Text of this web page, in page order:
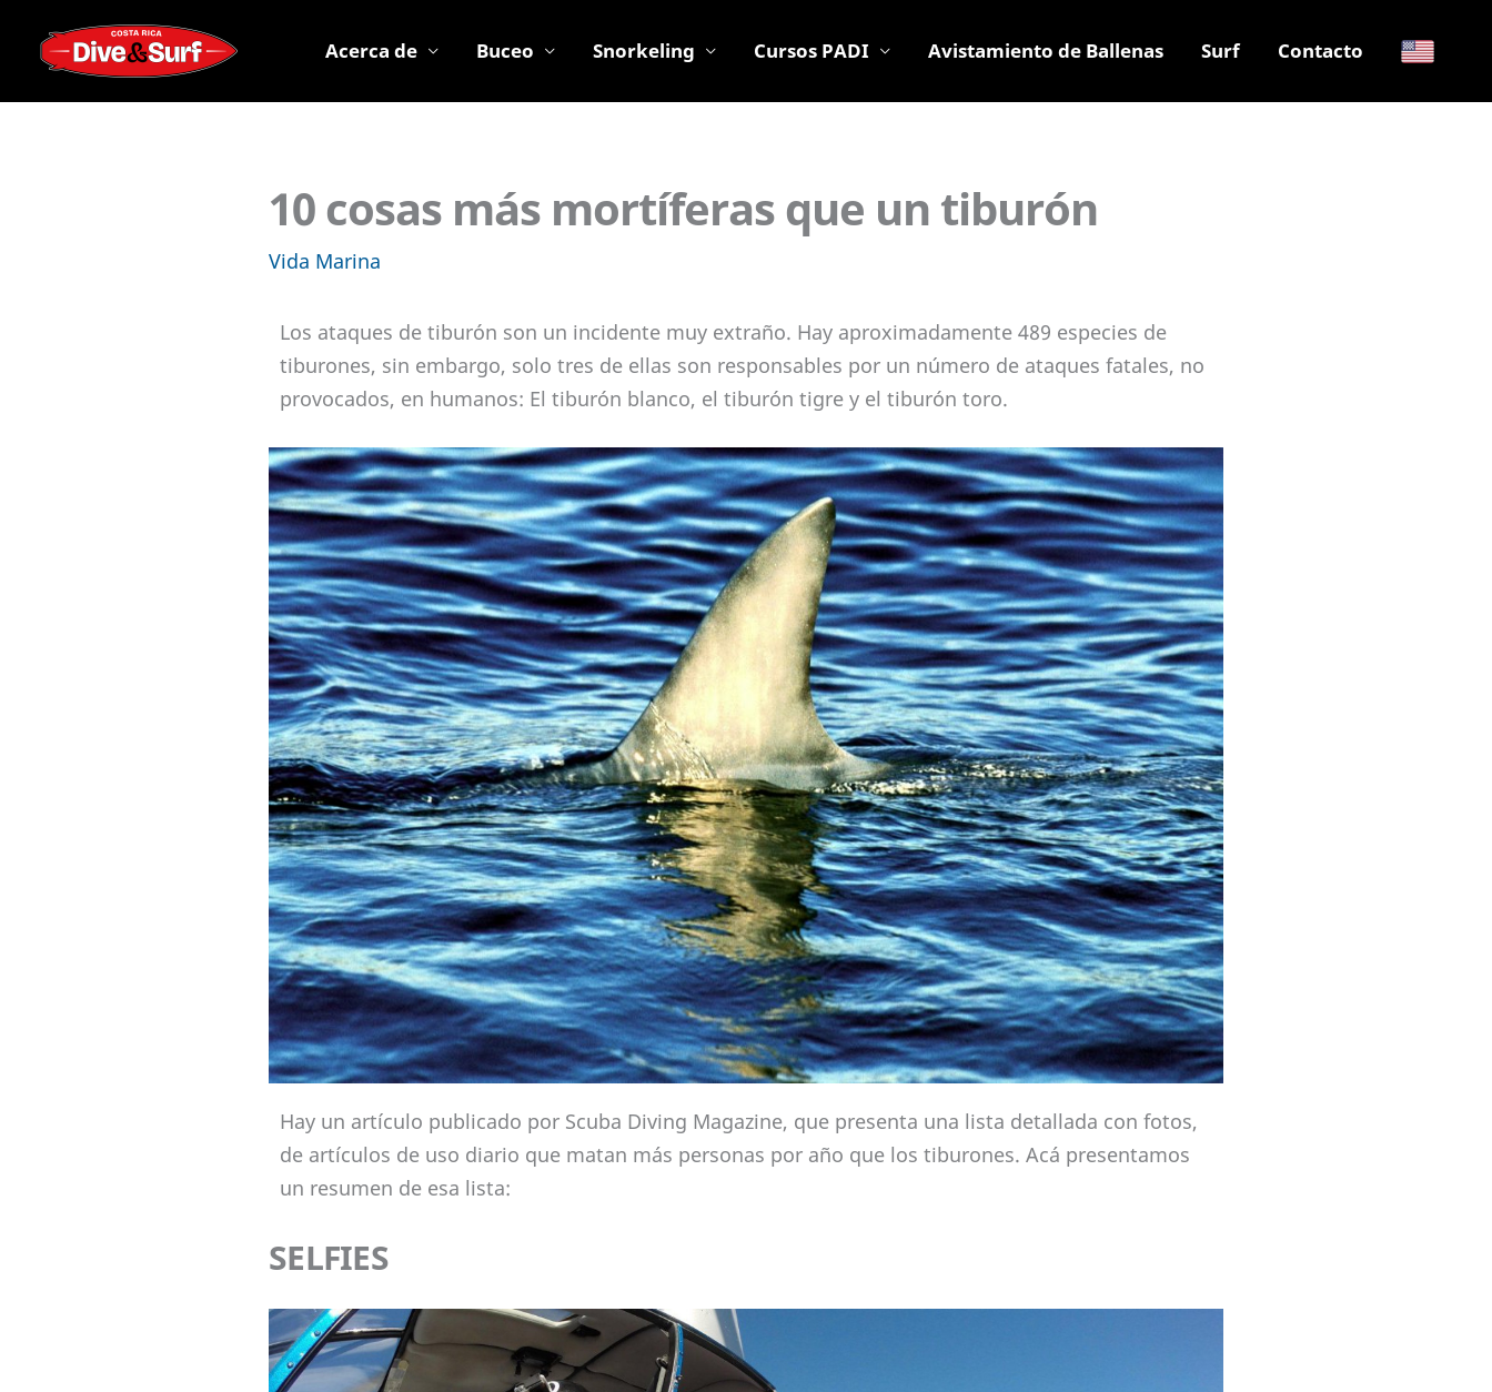
contenido
Acerca de Buceo Snorkeling Cursos PADI Avistamiento de Ballenas Surf Contacto
10 cosas más mortíferas que un tiburón
Vida Marina
Los ataques de tiburón son un incidente muy extraño. Hay aproximadamente 489 especies de
tiburones, sin embargo, solo tres de ellas son responsables por un número de ataques fatales, no
provocados, en humanos: El tiburón blanco, el tiburón tigre y el tiburón toro.
Hay un artículo publicado por Scuba Diving Magazine, que presenta una lista detallada con fotos,
de artículos de uso diario que matan más personas por año que los tiburones. Acá presentamos
un resumen de esa lista:
SELFIES